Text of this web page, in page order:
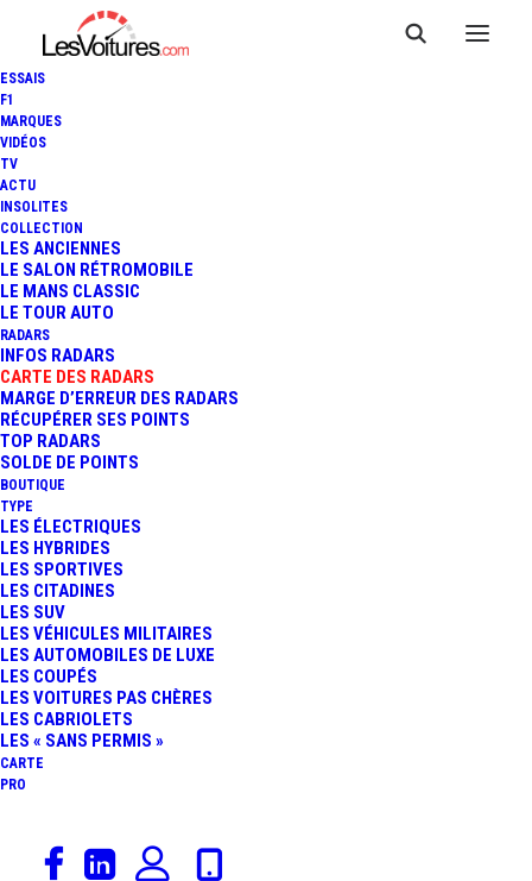
ESSAIS
F1
MARQUES
VIDÉOS
TV
ACTU
INSOLITES
COLLECTION
LES ANCIENNES
LE SALON RÉTROMOBILE
LE MANS CLASSIC
LE TOUR AUTO
RADARS
INFOS RADARS
CARTE DES RADARS
MARGE D’ERREUR DES RADARS
RÉCUPÉRER SES POINTS
TOP RADARS
SOLDE DE POINTS
BOUTIQUE
TYPE
LES ÉLECTRIQUES
LES HYBRIDES
LES SPORTIVES
LES CITADINES
LES SUV
LES VÉHICULES MILITAIRES
LES AUTOMOBILES DE LUXE
LES COUPÉS
LES VOITURES PAS CHÈRES
LES CABRIOLETS
LES « SANS PERMIS »
CARTE
PRO
Ce radar est installé sur la RN
88, au cœur de la commune de ,
située dans le département 12
en France.
sécurité des usagers de la route et améliorer la fluidité de